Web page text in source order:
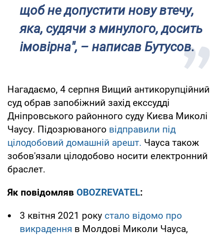
щоб не допустити нову втечу,
яка, судячи з минулого, досить
імовірна", – написав Бутусов.
Нагадаємо, 4 серпня Вищий антикорупційний
суд обрав запобіжний захід екссудді
Дніпровського районного суду Києва Миколі
Чаусу. Підозрюваного відправили під
цілодобовий домашній арешт. Чауса також
зобов'язали цілодобово носити електронний
браслет.
Як повідомляв OBOZREVATEL:
3 квітня 2021 року стало відомо про
викрадення в Молдові Миколи Чауса,